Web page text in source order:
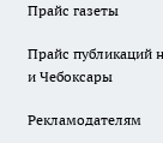
Прайс газеты
Прайс публикаций
и Чебоксары
Рекламодателям